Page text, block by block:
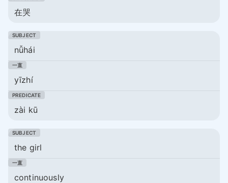
在哭
nǚhái
yīzhí
zài kū
the girl
continuously